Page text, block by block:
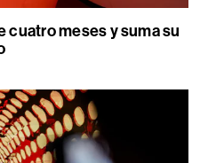
cuatro meses y suma su